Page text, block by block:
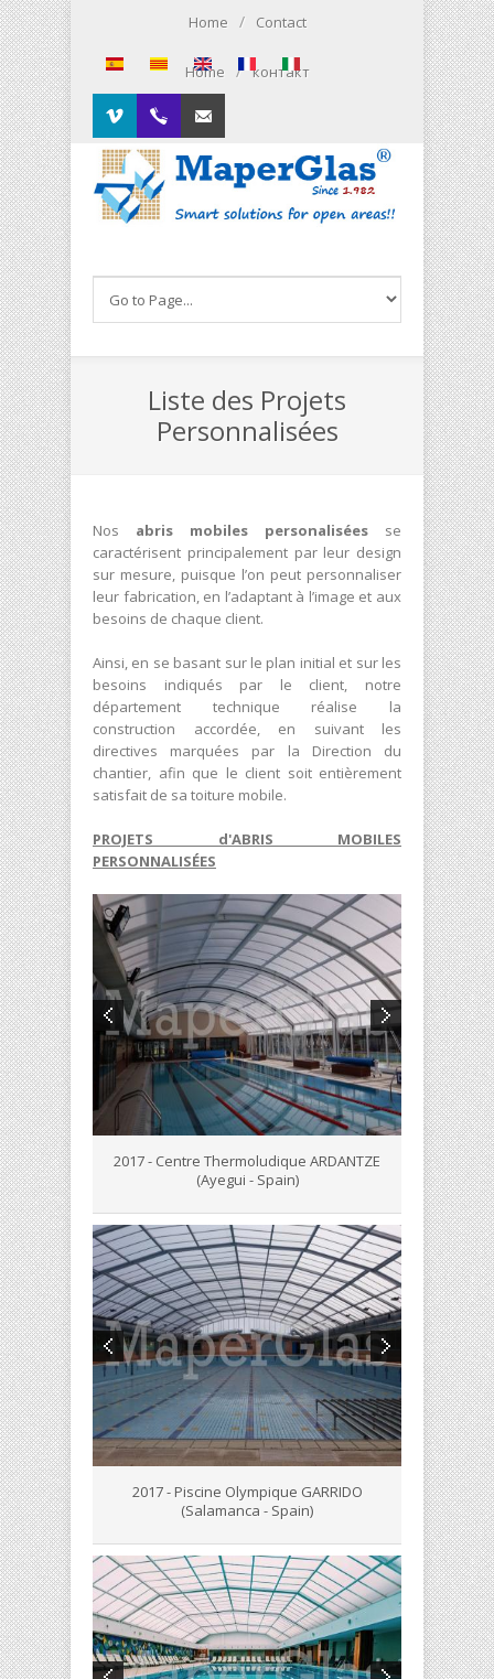
Skip to main content
Home / Contact
Home / контакт
Vimeo 00.34.93.564.01.79
Contacto
Liste des Projets
Personnalisées
Nos abris mobiles personalisées se
caractérisent principalement par leur design
sur mesure, puisque l’on peut personnaliser
leur fabrication, en l’adaptant à l’image et aux
besoins de chaque client.
Ainsi, en se basant sur le plan initial et sur les
besoins indiqués par le client, notre
département technique réalise la
construction accordée, en suivant les
directives marquées par la Direction du
chantier, afin que le client soit entièrement
satisfait de sa toiture mobile.
PROJETS d'ABRIS MOBILES
PERSONNALISÉES
2017 - Centre Thermoludique ARDANTZE
(Ayegui - Spain)
2017 - Piscine Olympique GARRIDO
(Salamanca - Spain)